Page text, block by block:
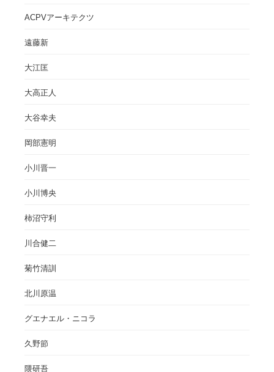
ACPVアーキテクツ
遠藤新
大江匡
大高正人
大谷幸夫
岡部憲明
小川晋一
小川博央
柿沼守利
川合健二
菊竹清訓
北川原温
グエナエル・ニコラ
久野節
隈研吾